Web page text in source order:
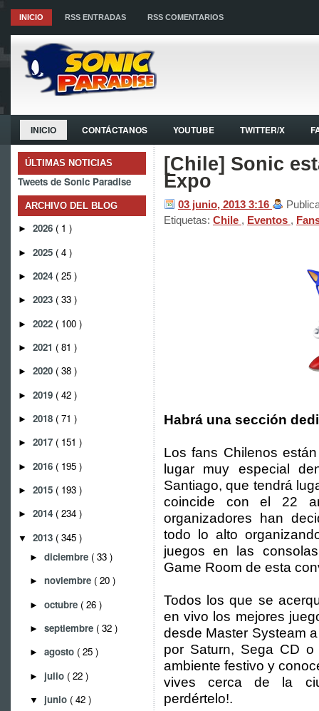
INICIO RSS ENTRADAS RSS COMENTARIOS
INICIO CONTÁCTANOS YOUTUBE TWITTER/X
ÚLTIMAS NOTICIAS
Tweets de Sonic Paradise
ARCHIVO DEL BLOG
► 2026 ( 1 )
► 2025 ( 4 )
► 2024 ( 25 )
► 2023 ( 33 )
► 2022 ( 100 )
► 2021 ( 81 )
► 2020 ( 38 )
► 2019 ( 42 )
► 2018 ( 71 )
► 2017 ( 151 )
► 2016 ( 195 )
► 2015 ( 193 )
► 2014 ( 234 )
▼ 2013 ( 345 )
► diciembre ( 33 )
► noviembre ( 20 )
► octubre ( 26 )
► septiembre ( 32 )
► agosto ( 25 )
► julio ( 22 )
▼ junio ( 42 )
[Chile] Sonic
Expo
03 junio, 2013 3:16
Etiquetas: Chile , Eventos ,
Habrá una sección
Los fans Chilenos
lugar muy especial
Santiago, que tendrá
coincide con el 22
organizadores han
todo lo alto
juegos en las
Game Room de esta
Todos los que se
en vivo los mejores
desde Master Systeam
por Saturn, Sega CD
ambiente festivo y
vives cerca de la
perdértelo!.